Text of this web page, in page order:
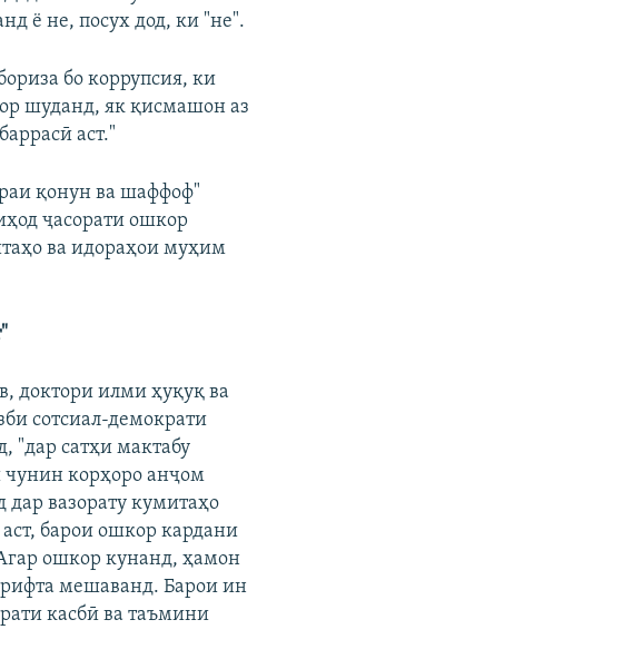
ё не, посух дод, ки "не".
бо коррупсия, ки
шуданд, як қисмашон аз
аст."
қонун ва шаффоф"
ҷасорати ошкор
ва идораҳои муҳим
доктори илми ҳуқуқ ва
сотсиал-демократи
"дар сатҳи мактабу
корҳоро анҷом
вазорату кумитаҳо
барои ошкор кардани
ошкор кунанд, ҳамон
мешаванд. Барои ин
касбӣ ва таъмини